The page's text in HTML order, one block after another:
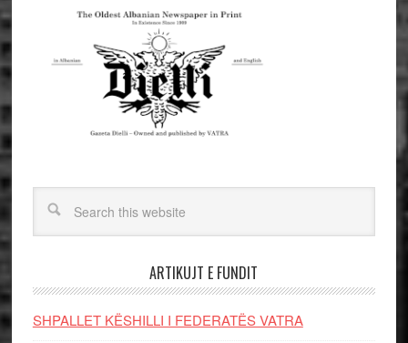
ARTIKUJT E FUNDIT
SHPALLET KËSHILLI I FEDERATËS VATRA